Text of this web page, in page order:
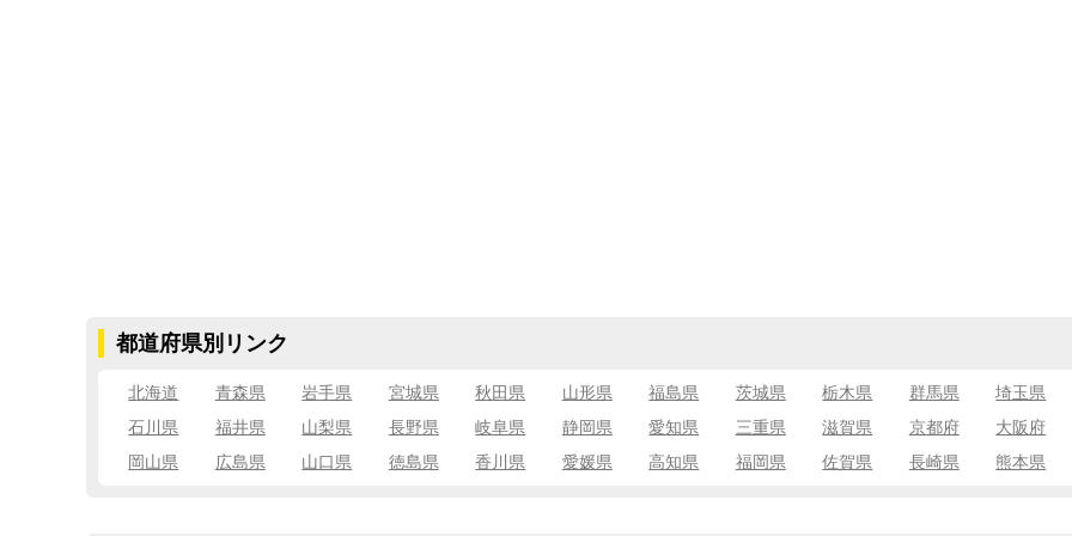
都道府県別リンク
北海道 青森県 岩手県 宮城県 秋田県 山形県 福島県 茨城県 栃木県 群馬県
埼玉県
石川県
福井県 山梨県 長野県 岐阜県 静岡県 愛知県 三重県 滋賀県 京都府
大阪府
岡山県
広島県 山口県 徳島県 香川県 愛媛県 高知県 福岡県 佐賀県 長崎県 熊本県